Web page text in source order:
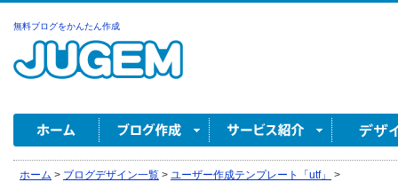
無料ブログをかんたん作成
ホーム > ブログデザイン一覧 > ユーザー作成テンプレート「utf」 >